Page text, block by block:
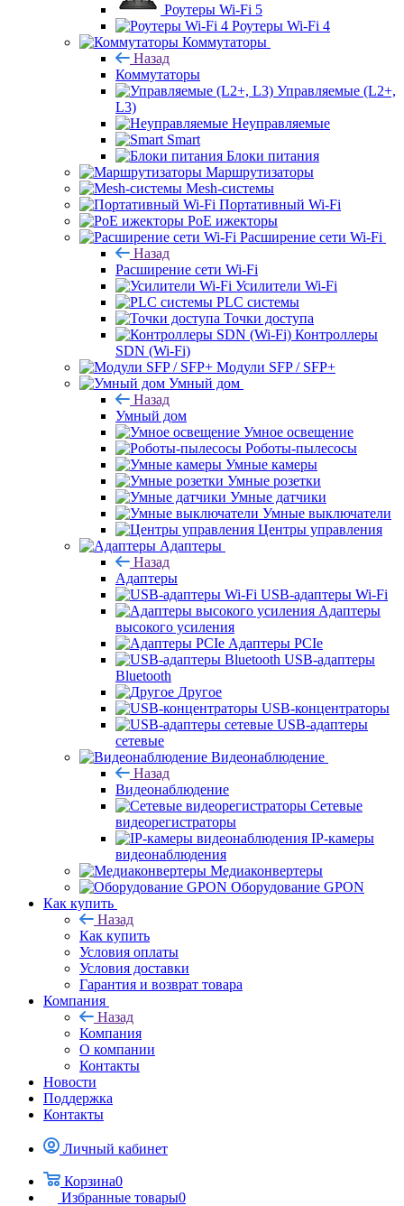
Роутеры Wi-Fi 5
Роутеры Wi-Fi 4
Коммутаторы
Назад
Коммутаторы
Управляемые (L2+,
L3)
Неуправляемые
Smart
Блоки питания
Маршрутизаторы
Mesh-системы
Портативный Wi-Fi
PoE ижекторы
Расширение сети Wi‑Fi
Назад
Расширение сети Wi‑Fi
Усилители Wi-Fi
PLC системы
Точки доступа
Контроллеры
SDN (Wi-Fi)
Модули SFP / SFP+
Умный дом
Назад
Умный дом
Умное освещение
Роботы-пылесосы
Умные камеры
Умные розетки
Умные датчики
Умные выключатели
Центры управления
Адаптеры
Назад
Адаптеры
USB-адаптеры Wi-Fi
Адаптеры
высокого усиления
Адаптеры PCIe
USB-адаптеры
Bluetooth
Другое
USB-концентраторы
USB-адаптеры
сетевые
Видеонаблюдение
Назад
Видеонаблюдение
Сетевые
видеорегистраторы
IP-камеры
видеонаблюдения
Медиаконвертеры
Оборудование GPON
Как купить
Назад
Как купить
Условия оплаты
Условия доставки
Гарантия и возврат товара
Компания
Назад
Компания
О компании
Контакты
Новости
Поддержка
Контакты
Личный кабинет
Корзина0
Избранные товары0